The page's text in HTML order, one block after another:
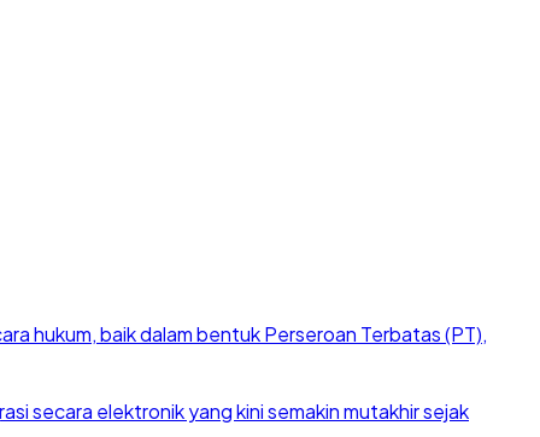
hukum, baik dalam bentuk Perseroan Terbatas (PT),
secara elektronik yang kini semakin mutakhir sejak